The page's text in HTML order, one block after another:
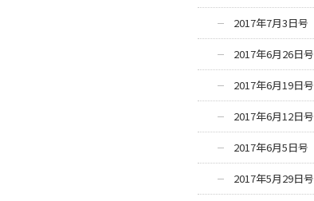
2017年7月3日号
2017年6月26日号
2017年6月19日号
2017年6月12日号
2017年6月5日号
2017年5月29日号